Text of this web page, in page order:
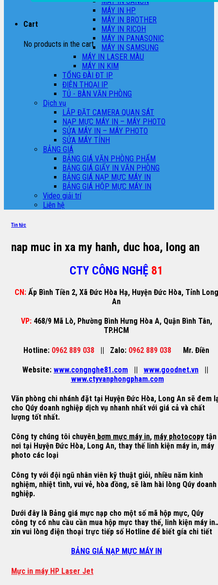
Cart
No products in the cart.
MÁY IN HP
MÁY IN BROTHER
MÁY IN RICOH
MÁY IN PANASONIC
MÁY IN SAMSUNG
MÁY IN LASER MÀU
MÁY IN KIM
TỔNG ĐÀI ĐT IP
ĐIỆN THOẠI IP
TỦ - BÀN VĂN PHÒNG
Dịch vụ
LẮP ĐẶT CAMERA QUAN SÁT
NẠP MỰC MÁY IN – MÁY PHOTO
SỬA MÁY IN – MÁY PHOTO
SỬA MÁY TÍNH
BẢNG GIÁ
BẢNG GIÁ VĂN PHÒNG PHẨM
BẢNG GIÁ GIẤY IN VĂN PHÒNG
BẢNG GIÁ NẠP MỰC MÁY IN
BẢNG GIÁ HỘP MỰC MÁY IN
Video giải trí
Liên hệ
Tin tức
nap muc in xa my hanh, duc hoa, long an
CTY CÔNG NGHỆ 81
CN: Ấp Bình Tiền 2, Xã Đức Hòa Hạ, Huyện Đức Hòa, Tỉnh Long
An
VP: 468/9 Mã Lò, Phường Bình Hưng Hòa A, Quận Bình Tân,
TP.HCM
Hotline: 0962 889 038 || Zalo: 0962 889 038 Mr. Điền
Website: www.congnghe81.com || www.goodnet.vn ||
www.ctyvanphongpham.com
Văn phòng chi nhánh đặt tại Huyện Đức Hòa, Long An sẽ đem
cho Qúy doanh nghiệp dịch vụ nhanh nhất với giá cả và chất
lượng tốt nhất.
Công ty chúng tôi chuyên bơm mực máy in, máy photocopy tận
nơi tại Huyện Đức Hòa, Long An, thay thế linh kiện máy in, máy
photo các loại
Công ty với đội ngũ nhân viên kỹ thuật giỏi, nhiều năm kinh
nghiệm, nhiệt tình, vui vẻ, hòa đồng, sẽ làm hài lòng Qúy doanh
nghiệp.
Dưới đây là Bảng giá mực nạp cho một số mã hộp mực, Qúy
công ty có nhu cầu cần mua hộp mực thay thế, linh kiện máy
xin vui lòng điện thoại trực tiếp số Hotline để biết gía chi tiết
BẢNG GIÁ NẠP MỰC MÁY IN
Mực in máy HP Laser Jet